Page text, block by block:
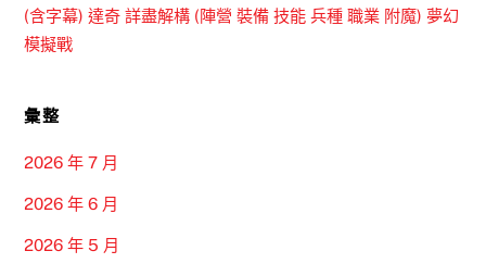
(含字幕) 達奇 詳盡解構 (陣營 裝備 技能 兵種 職業 附魔) 夢幻
模擬戰
彙整
2026 年 7 月
2026 年 6 月
2026 年 5 月